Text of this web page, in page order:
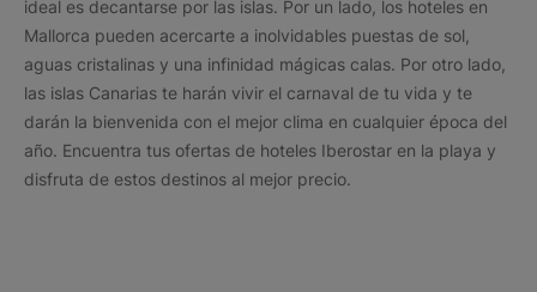
ideal es decantarse por las islas. Por un lado, los hoteles en
Mallorca pueden acercarte a inolvidables puestas de sol,
aguas cristalinas y una infinidad mágicas calas. Por otro lado,
las islas Canarias te harán vivir el carnaval de tu vida y te
darán la bienvenida con el mejor clima en cualquier época del
año. Encuentra tus ofertas de hoteles Iberostar en la playa y
disfruta de estos destinos al mejor precio.